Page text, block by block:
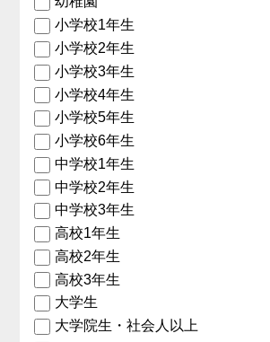
小学校1年生
小学校2年生
小学校3年生
小学校4年生
小学校5年生
小学校6年生
中学校1年生
中学校2年生
中学校3年生
高校1年生
高校2年生
高校3年生
大学生
大学院生・社会人以上